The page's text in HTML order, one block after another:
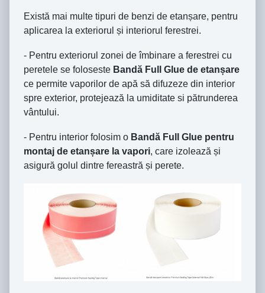
Există mai multe tipuri de benzi de etanșare, pentru
aplicarea la exteriorul și interiorul ferestrei.
- Pentru exteriorul zonei de îmbinare a ferestrei cu
peretele se foloseste Bandă Full Glue de etanșare
ce permite vaporilor de apă să difuzeze din interior
spre exterior, protejează la umiditate si pătrunderea
vântului.
- Pentru interior folosim o Bandă Full Glue pentru
montaj de etanșare la vapori, care izolează și
asigură golul dintre fereastră și perete.